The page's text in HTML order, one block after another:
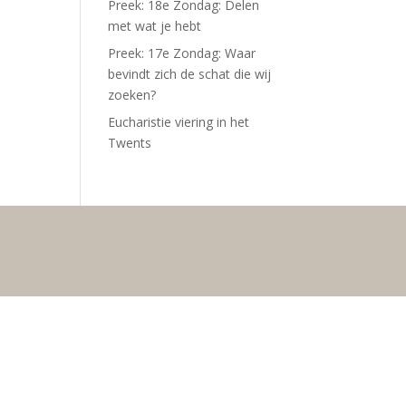
Preek: 18e Zondag: Delen
met wat je hebt
Preek: 17e Zondag: Waar
bevindt zich de schat die wij
zoeken?
Eucharistie viering in het
Twents